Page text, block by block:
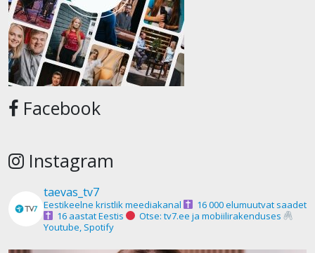
Facebook
Instagram
taevas_tv7
Eestikeelne kristlik meediakanal
16 000 elumuutvat saadet
16 aastat Eestis
Otse: tv7.ee ja mobiilirakenduses
Youtube, Spotify